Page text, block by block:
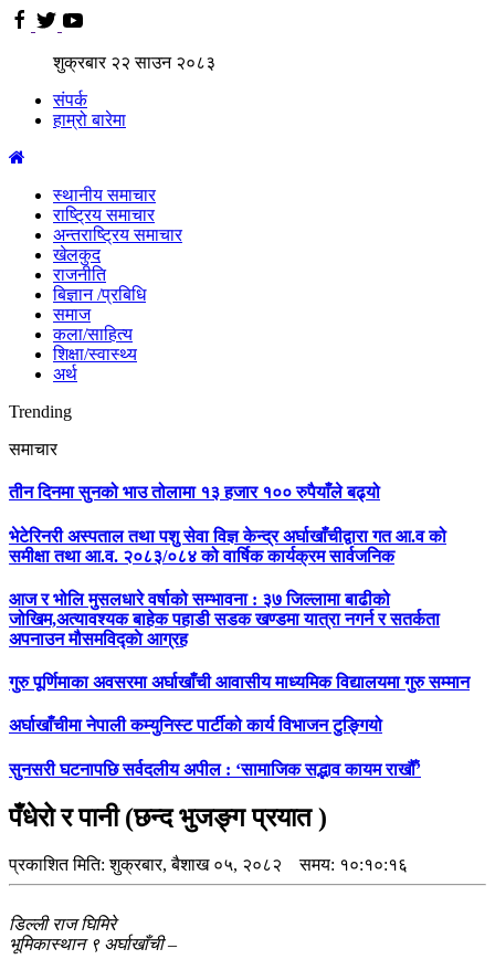
शुक्रबार २२साउन २०८३
संपर्क
हाम्रो बारेमा
स्थानीय समाचार
राष्ट्रिय समाचार
अन्तराष्ट्रिय समाचार
खेलकुद
राजनीति
बिज्ञान /प्रबिधि
समाज
कला/साहित्य
शिक्षा/स्वास्थ्य
अर्थ
Trending
समाचार
तीन दिनमा सुनको भाउ तोलामा १३ हजार १०० रुपैयाँले बढ्यो
भेटेरिनरी अस्पताल तथा पशु सेवा विज्ञ केन्द्र अर्घाखाँचीद्वारा गत आ.व को
समीक्षा तथा आ.व. २०८३/०८४ को वार्षिक कार्यक्रम सार्वजनिक
आज र भोलि मुसलधारे वर्षाको सम्भावना : ३७ जिल्लामा बाढीको
जोखिम,अत्यावश्यक बाहेक पहाडी सडक खण्डमा यात्रा नगर्न र सतर्कता
अपनाउन मौसमविद्काे आग्रह
गुरु पूर्णिमाका अवसरमा अर्घाखाँची आवासीय माध्यमिक विद्यालयमा गुरु सम्मान
अर्घाखाँचीमा नेपाली कम्युनिस्ट पार्टीको कार्य विभाजन टुङ्गियो
सुनसरी घटनापछि सर्वदलीय अपील : ‘सामाजिक सद्भाव कायम राखौँ’
पँधेरो र पानी (छन्द भुजङ्ग प्रयात )
प्रकाशित मिति:शुक्रबार, बैशाख ०५, २०८२ समय: १०:१०:१६
डिल्ली राज घिमिरे
भूमिकास्थान ९ अर्घाखाँची –